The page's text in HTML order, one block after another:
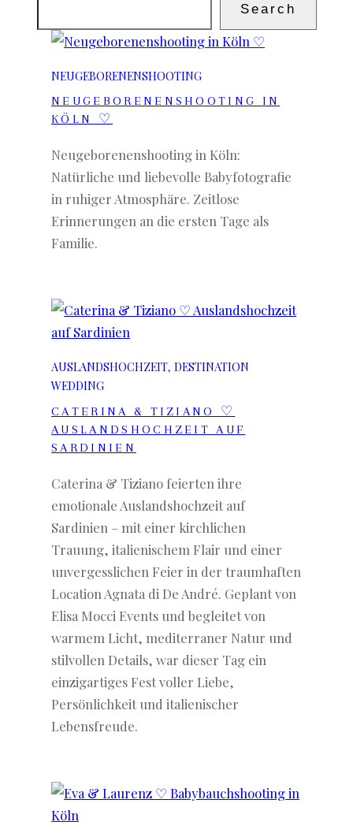
Search
NEUGEBORENENSHOOTING
NEUGEBORENENSHOOTING IN
KÖLN ♡
Neugeborenenshooting in Köln:
Natürliche und liebevolle Babyfotografie
in ruhiger Atmosphäre. Zeitlose
Erinnerungen an die ersten Tage als
Familie.
AUSLANDSHOCHZEIT, DESTINATION
WEDDING
CATERINA & TIZIANO ♡
AUSLANDSHOCHZEIT AUF
SARDINIEN
Caterina & Tiziano feierten ihre
emotionale Auslandshochzeit auf
Sardinien – mit einer kirchlichen
Trauung, italienischem Flair und einer
unvergesslichen Feier in der traumhaften
Location Agnata di De André. Geplant von
Elisa Mocci Events und begleitet von
warmem Licht, mediterraner Natur und
stilvollen Details, war dieser Tag ein
einzigartiges Fest voller Liebe,
Persönlichkeit und italienischer
Lebensfreude.